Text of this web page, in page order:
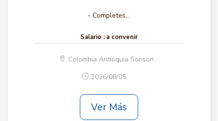
- Completes...
Salario : a convenir
Colombia Antioquia Sonson
2026/08/05
Ver Más